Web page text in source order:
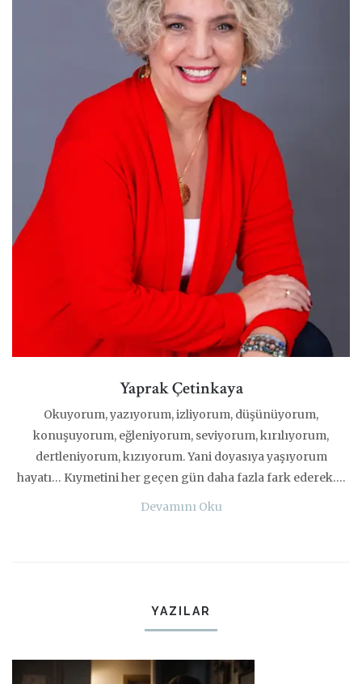
Yaprak Çetinkaya
Okuyorum, yazıyorum, izliyorum, düşünüyorum,
konuşuyorum, eğleniyorum, seviyorum, kırılıyorum,
dertleniyorum, kızıyorum. Yani doyasıya yaşıyorum
hayatı… Kıymetini her geçen gün daha fazla fark ederek….
Devamını Oku
YAZILAR